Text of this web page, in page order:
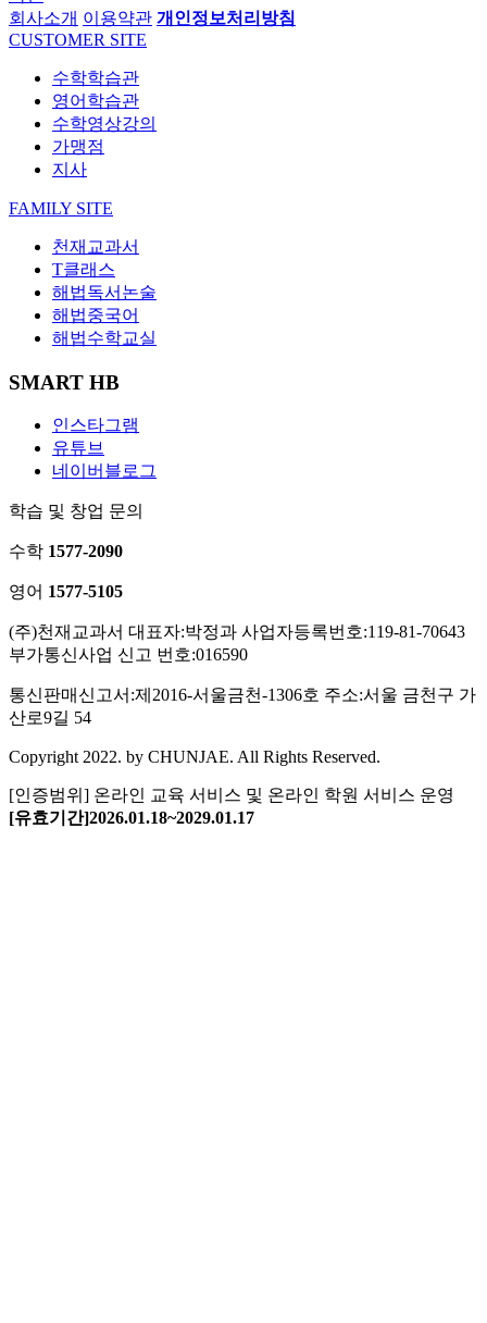
회사소개 이용약관 개인정보처리방침
CUSTOMER SITE
수학학습관
영어학습관
수학영상강의
가맹점
지사
FAMILY SITE
천재교과서
T클래스
해법독서논술
해법중국어
해법수학교실
SMART HB
인스타그램
유튜브
네이버블로그
학습 및 창업 문의
수학 1577-2090
영어 1577-5105
(주)천재교과서 대표자:박정과 사업자등록번호:119-81-70643
부가통신사업 신고 번호:016590
통신판매신고서:제2016-서울금천-1306호 주소:서울 금천구 가
산로9길 54
Copyright 2022. by CHUNJAE. All Rights Reserved.
[인증범위] 온라인 교육 서비스 및 온라인 학원 서비스 운영
[유효기간]2026.01.18~2029.01.17